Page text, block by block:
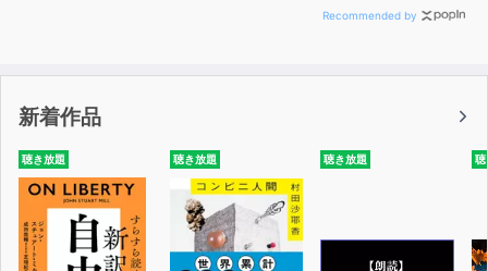
Recommended by
新着作品
聴き放題 聴き放題 聴き放題 聴